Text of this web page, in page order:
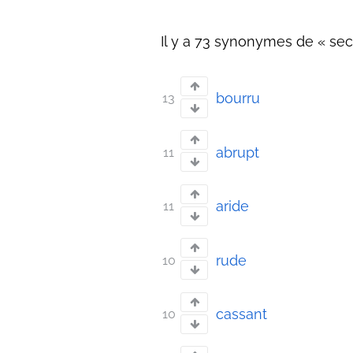
Il y a 73 synonymes de «
13 bourru
11 abrupt
11 aride
10 rude
10 cassant